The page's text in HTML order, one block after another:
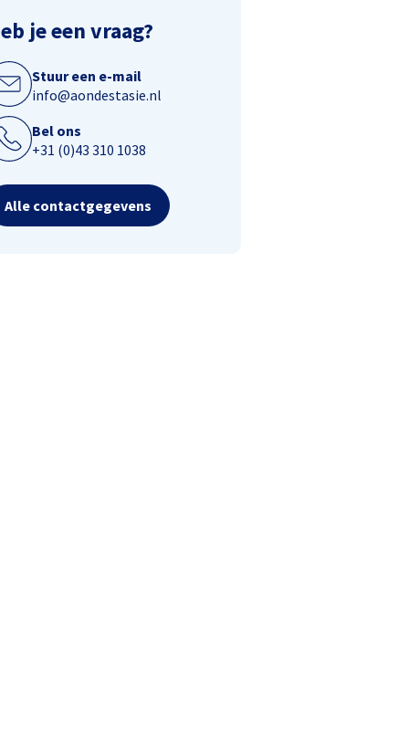
je een vraag?
Stuur een e-mail
info@aondestasie.nl
Bel ons
+31 (0)43 310 1038
Alle contactgegevens